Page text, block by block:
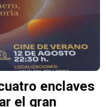
enclaves
el gran